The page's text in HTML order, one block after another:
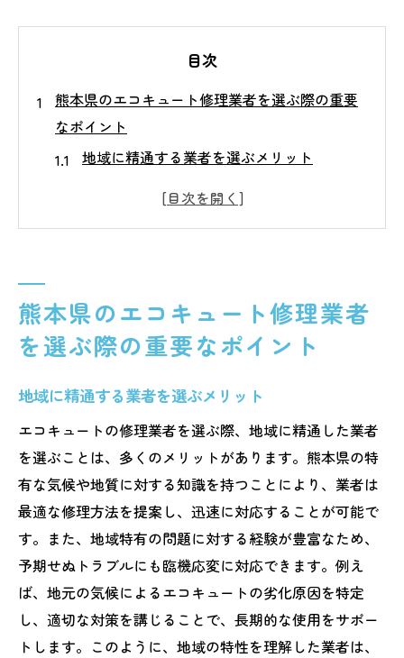
目次
熊本県のエコキュート修理業者を選ぶ際の重要
なポイント
地域に精通する業者を選ぶメリット
口コミと評判を活用した業者選び
費用対効果の高い業者を見極める
エコキュート修理で熊本県の気候を考慮する理
熊本県の気候がエコキュートに与える影響
季節変動に対応した修理の重要性
地域特有の水質を考慮した修理方法
湿度管理とエコキュートのパフォーマンス
気候に適応した部品選びのポイント
地質と気候が故障に与える影響を考慮
迅速なエコキュート修理が熊本県で求められる
背景
日常生活におけるエコキュートの重要性
熊本県のエコキュート修理業者
を選ぶ際の重要なポイント
地域に精通する業者を選ぶメリット
エコキュートの修理業者を選ぶ際、地域に精通した業者
を選ぶことは、多くのメリットがあります。熊本県の特
有な気候や地質に対する知識を持つことにより、業者は
最適な修理方法を提案し、迅速に対応することが可能で
す。また、地域特有の問題に対する経験が豊富なため、
予期せぬトラブルにも臨機応変に対応できます。例え
ば、地元の気候によるエコキュートの劣化原因を特定
し、適切な対策を講じることで、長期的な使用をサポー
トします。このように、地域の特性を理解した業者は、